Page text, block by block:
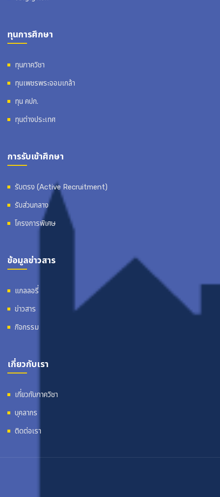
ทุนการศึกษา
ทุนภาควิชา
ทุนเพชรพระจอมเกล้า
ทุน คปก.
ทุนต่างประเทศ
การรับเข้าศึกษา
รับตรง (Active Recruitment)
รับส่วนกลาง
โครงการพิเศษ
ข้อมูลข่าวสาร
แกลลอรี่
ข่าวสาร
กิจกรรม
เกี่ยวกับเรา
เกี่ยวกับภาควิชา
บุคลากร
ติดต่อเรา